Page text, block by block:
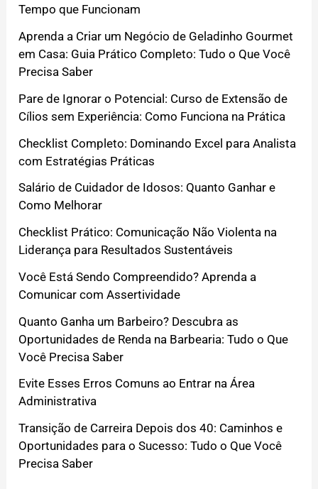
Tempo que Funcionam
Aprenda a Criar um Negócio de Geladinho Gourmet
em Casa: Guia Prático Completo: Tudo o Que Você
Precisa Saber
Pare de Ignorar o Potencial: Curso de Extensão de
Cílios sem Experiência: Como Funciona na Prática
Checklist Completo: Dominando Excel para Analista
com Estratégias Práticas
Salário de Cuidador de Idosos: Quanto Ganhar e
Como Melhorar
Checklist Prático: Comunicação Não Violenta na
Liderança para Resultados Sustentáveis
Você Está Sendo Compreendido? Aprenda a
Comunicar com Assertividade
Quanto Ganha um Barbeiro? Descubra as
Oportunidades de Renda na Barbearia: Tudo o Que
Você Precisa Saber
Evite Esses Erros Comuns ao Entrar na Área
Administrativa
Transição de Carreira Depois dos 40: Caminhos e
Oportunidades para o Sucesso: Tudo o Que Você
Precisa Saber